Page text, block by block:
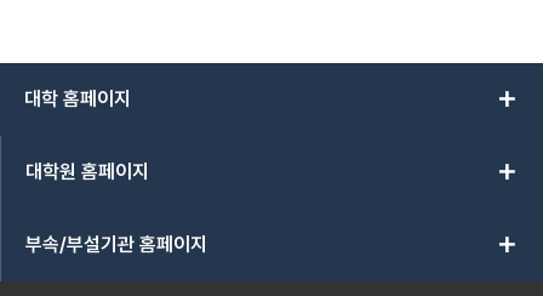
대학 홈페이지 add
대학원 홈페이지 add
부속/부설기관 홈페이지 add